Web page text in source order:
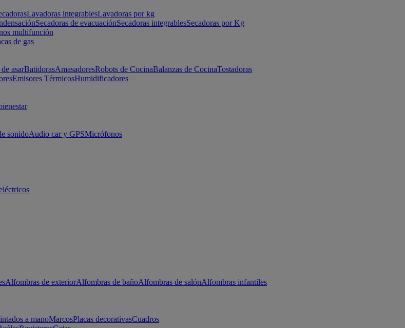
Lavadoras integrablesLavadoras por kg
Secadoras de evacuaciónSecadoras integrablesSecadoras por Kg
multifunción
de gas
asarBatidorasAmasadoresRobots de CocinaBalanzas de CocinaTostadoras
Emisores TérmicosHumidificadores
sonidoAudio car y GPSMicrófonos
Alfombras de exteriorAlfombras de bañoAlfombras de salónAlfombras infantiles
a manoMarcosPlacas decorativasCuadros